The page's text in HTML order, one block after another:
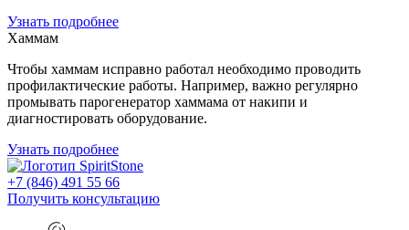
Узнать подробнее
Хаммам
Чтобы хаммам исправно работал необходимо проводить
профилактические работы. Например, важно регулярно
промывать парогенератор хаммама от накипи и
диагностировать оборудование.
Узнать подробнее
+7 (846) 491 55 66
Получить консультацию